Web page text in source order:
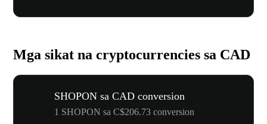
Mga sikat na cryptocurrencies sa CAD
SHOPON sa CAD conversion
1 SHOPON sa C$206.73 conversion